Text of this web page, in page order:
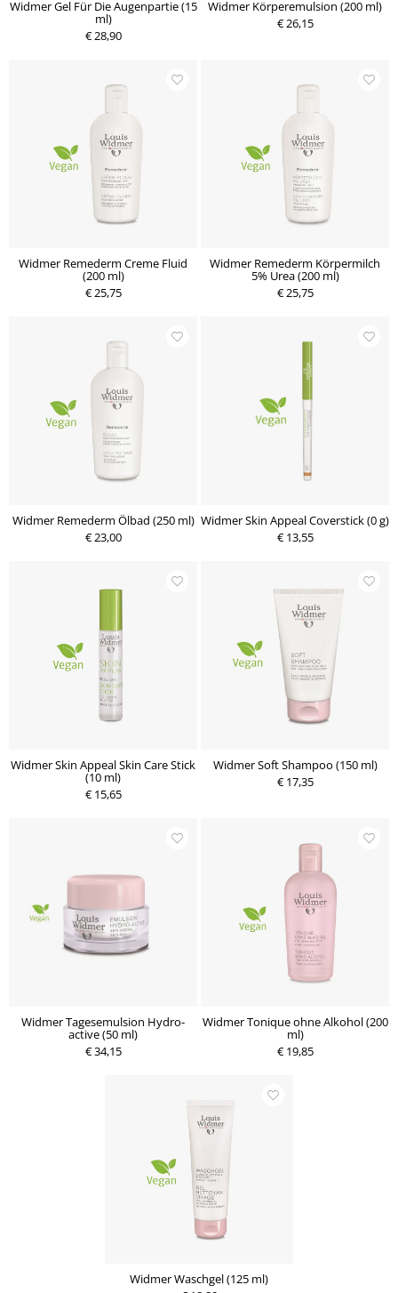
Widmer Gel Für Die Augenpartie (15
ml)
€ 28,90
Widmer Körperemulsion (200 ml)
€ 26,15
Widmer Remederm Creme Fluid
(200 ml)
€ 25,75
Widmer Remederm Körpermilch
5% Urea (200 ml)
€ 25,75
Widmer Remederm Ölbad (250 ml)
€ 23,00
Widmer Skin Appeal Coverstick (0 g)
€ 13,55
Widmer Skin Appeal Skin Care Stick
(10 ml)
€ 15,65
Widmer Soft Shampoo (150 ml)
€ 17,35
Widmer Tagesemulsion Hydro-
active (50 ml)
€ 34,15
Widmer Tonique ohne Alkohol (200
ml)
€ 19,85
Widmer Waschgel (125 ml)